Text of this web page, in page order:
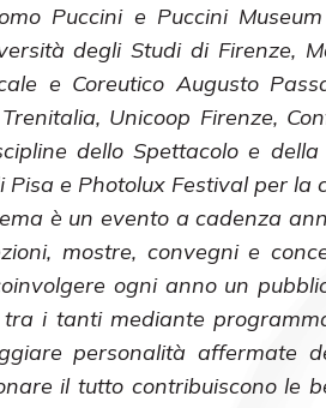
Puccini e Puccini
degli Studi di Firenze,
e Coreutico Augusto
Unicoop Firenze,
dello Spettacolo e
Pisa e Photolux Festival per la
è un evento a cadenza
mostre, convegni e
ogni anno un
i tanti mediante
personalità affermate
il tutto contribuiscono le